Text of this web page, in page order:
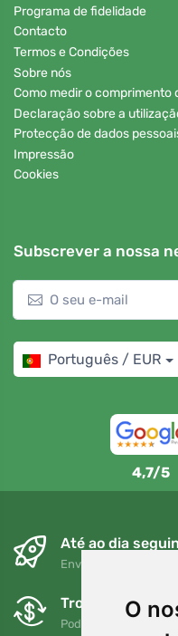
O
Programa de fidelidade
Contacto
Termos e Condições
Sobre nós
Como medir o comprimento
Declaração sobre a
Protecção de dados
Impressão
Cookies
Subscrever a nossa
Português / EUR
4,7/5
Até ao dia
Envio gratuito para
Trocas e
Pode devolver ou